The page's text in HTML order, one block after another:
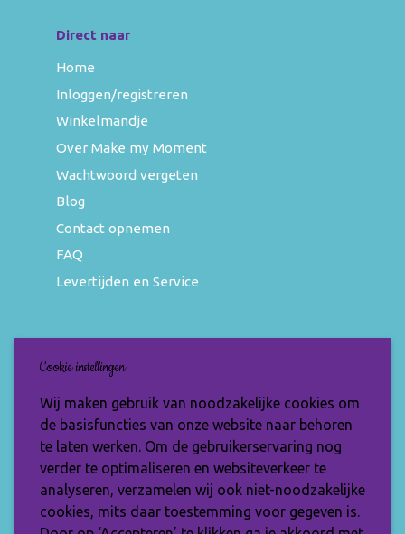
Direct naar
Home
Inloggen/registreren
Winkelmandje
Over Make my Moment
Wachtwoord vergeten
Blog
Contact opnemen
FAQ
Levertijden en Service
Nieuwsbrief
Wil jij op de hoogte blijven van de nieuwste
items en speciale aanbiedingen? Vul je e-
mailadres dan in en ontvang de Make My
Moment nieuwsbrief.
Cookie instellingen
Wij maken gebruik van noodzakelijke cookies om
de basisfuncties van onze website naar behoren
te laten werken. Om de gebruikerservaring nog
verder te optimaliseren en websiteverkeer te
analyseren, verzamelen wij ook niet-noodzakelijke
cookies, mits daar toestemming voor gegeven is.